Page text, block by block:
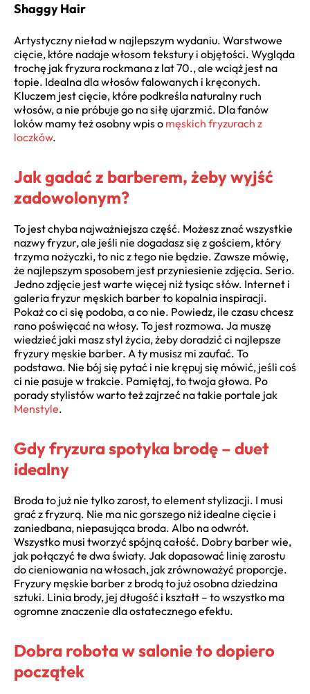
Shaggy Hair
Artystyczny nieład w najlepszym wydaniu. Warstwowe
cięcie, które nadaje włosom tekstury i objętości. Wygląda
trochę jak fryzura rockmana z lat 70., ale wciąż jest na
topie. Idealna dla włosów falowanych i kręconych.
Kluczem jest cięcie, które podkreśla naturalny ruch
włosów, a nie próbuje go na siłę ujarzmić. Dla fanów
loków mamy też osobny wpis o męskich fryzurach z
loczków.
Jak gadać z barberem, żeby wyjść
zadowolonym?
To jest chyba najważniejsza część. Możesz znać wszystkie
nazwy fryzur, ale jeśli nie dogadasz się z gościem, który
trzyma nożyczki, to nic z tego nie będzie. Zawsze mówię,
że najlepszym sposobem jest przyniesienie zdjęcia. Serio.
Jedno zdjęcie jest warte więcej niż tysiąc słów. Internet i
galeria fryzur męskich barber to kopalnia inspiracji.
Pokaż co ci się podoba, a co nie. Powiedz, ile czasu chcesz
rano poświęcać na włosy. To jest rozmowa. Ja muszę
wiedzieć jaki masz styl życia, żeby doradzić ci najlepsze
fryzury męskie barber. A ty musisz mi zaufać. To
podstawa. Nie bój się pytać i nie krępuj się mówić, jeśli coś
ci nie pasuje w trakcie. Pamiętaj, to twoja głowa. Po
porady stylistów warto też zajrzeć na takie portale jak
Menstyle.
Gdy fryzura spotyka brodę – duet
idealny
Broda to już nie tylko zarost, to element stylizacji. I musi
grać z fryzurą. Nie ma nic gorszego niż idealne cięcie i
zaniedbana, niepasująca broda. Albo na odwrót.
Wszystko musi tworzyć spójną całość. Dobry barber wie,
jak połączyć te dwa światy. Jak dopasować linię zarostu
do cieniowania na włosach, jak zrównoważyć proporcje.
Fryzury męskie barber z brodą to już osobna dziedzina
sztuki. Linia brody, jej długość i kształt – to wszystko ma
ogromne znaczenie dla ostatecznego efektu.
Dobra robota w salonie to dopiero
początek